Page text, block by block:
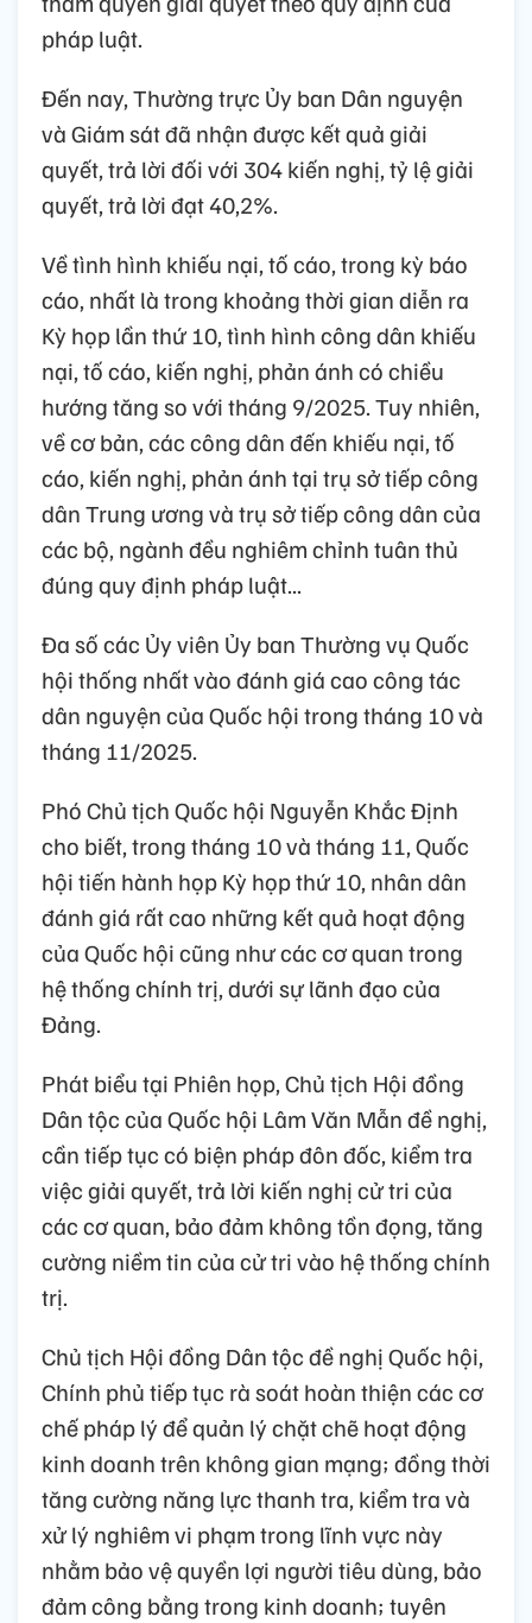
pháp luật.
Đến nay, Thường trực Ủy ban Dân nguyện
và Giám sát đã nhận được kết quả giải
quyết, trả lời đối với 304 kiến nghị, tỷ lệ giải
quyết, trả lời đạt 40,2%.
Về tình hình khiếu nại, tố cáo, trong kỳ báo
cáo, nhất là trong khoảng thời gian diễn ra
Kỳ họp lần thứ 10, tình hình công dân khiếu
nại, tố cáo, kiến nghị, phản ánh có chiều
hướng tăng so với tháng 9/2025. Tuy nhiên,
về cơ bản, các công dân đến khiếu nại, tố
cáo, kiến nghị, phản ánh tại trụ sở tiếp công
dân Trung ương và trụ sở tiếp công dân của
các bộ, ngành đều nghiêm chỉnh tuân thủ
đúng quy định pháp luật...
Đa số các Ủy viên Ủy ban Thường vụ Quốc
hội thống nhất vào đánh giá cao công tác
dân nguyện của Quốc hội trong tháng 10 và
tháng 11/2025.
Phó Chủ tịch Quốc hội Nguyễn Khắc Định
cho biết, trong tháng 10 và tháng 11, Quốc
hội tiến hành họp Kỳ họp thứ 10, nhân dân
đánh giá rất cao những kết quả hoạt động
của Quốc hội cũng như các cơ quan trong
hệ thống chính trị, dưới sự lãnh đạo của
Đảng.
Phát biểu tại Phiên họp, Chủ tịch Hội đồng
Dân tộc của Quốc hội Lâm Văn Mẫn đề nghị,
cần tiếp tục có biện pháp đôn đốc, kiểm tra
việc giải quyết, trả lời kiến nghị cử tri của
các cơ quan, bảo đảm không tồn đọng, tăng
cường niềm tin của cử tri vào hệ thống chính
trị.
Chủ tịch Hội đồng Dân tộc đề nghị Quốc hội,
Chính phủ tiếp tục rà soát hoàn thiện các cơ
chế pháp lý để quản lý chặt chẽ hoạt động
kinh doanh trên không gian mạng; đồng thời
tăng cường năng lực thanh tra, kiểm tra và
xử lý nghiêm vi phạm trong lĩnh vực này
nhằm bảo vệ quyền lợi người tiêu dùng, bảo
đảm công bằng trong kinh doanh; tuyên